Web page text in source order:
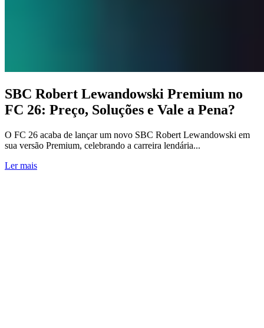
SBC Robert Lewandowski Premium no
FC 26: Preço, Soluções e Vale a Pena?
O FC 26 acaba de lançar um novo SBC Robert Lewandowski em
sua versão Premium, celebrando a carreira lendária...
Ler mais